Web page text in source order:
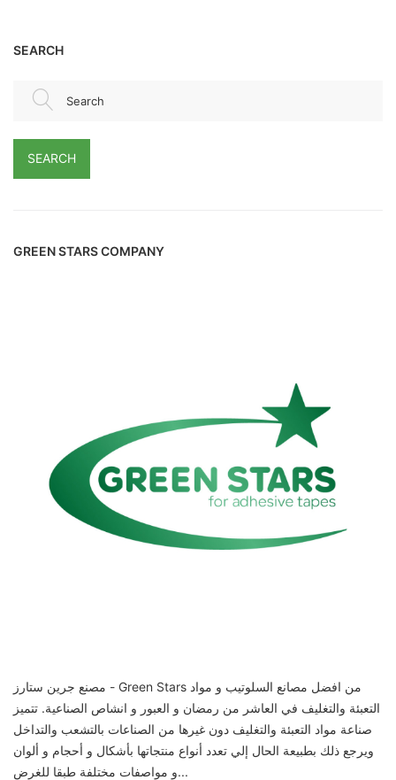
SEARCH
Search
SEARCH
GREEN STARS COMPANY
مصنع جرين ستارز - Green Stars من افضل مصانع السلوتيب و مواد
التعبئة والتغليف في العاشر من رمضان و العبور و انشاص الصناعية. تتميز
صناعة مواد التعبئة والتغليف دون غيرها من الصناعات بالتشعب والتداخل
ويرجع ذلك بطبيعة الحال إلي تعدد أنواع منتجاتها بأشكال و أحجام و ألوان
و مواصفات مختلفة طبقا للغرض...